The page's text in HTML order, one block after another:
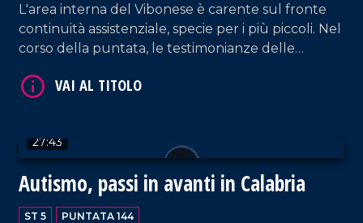
L'area interna del Vibonese è carente sul fronte
continuità assistenziale, specie per i più piccoli. Nel
corso della puntata, le testimonianze delle
Salvatore Gurnari, segretario regionale
Mandarano.
27:43
Autismo, passi in avanti in Calabria
ST 5 PUNTATA 144
VAI AL TITOLO